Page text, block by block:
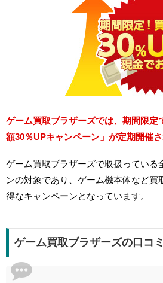
ゲーム買取ブラザーズでは、期間限定
額30％UPキャンペーン」が定期開催さ
ゲーム買取ブラザーズで取扱っている
ンの対象であり、ゲーム機本体など買
得なキャンペーンとなっています。
ゲーム買取ブラザーズの口コ